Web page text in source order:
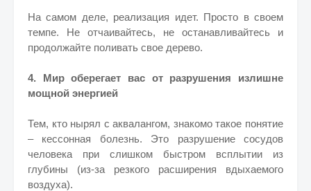
На самом деле, реализация идет. Просто в своем
темпе. Не отчаивайтесь, не останавливайтесь и
продолжайте поливать свое дерево.
4. Мир оберегает вас от разрушения излишне
мощной энергией
Тем, кто нырял с аквалангом, знакомо такое понятие
– кессонная болезнь. Это разрушение сосудов
человека при слишком быстром всплытии из
глубины (из-за резкого расширения вдыхаемого
воздуха).